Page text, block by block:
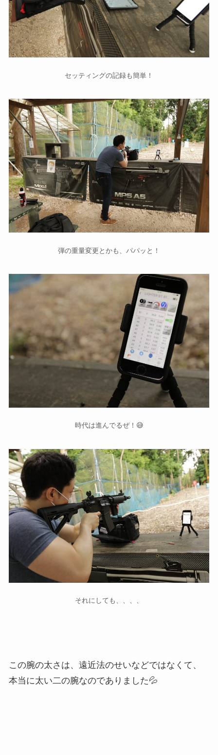
セッティングの記録も簡単！
弾の重量変更とかも、パパッと！
時代は進んでるぜ！😅
それにしても、、、、
この腕の太さは、遠近法のせいなどではなくて、
本当に太い二の腕なのでありました💦